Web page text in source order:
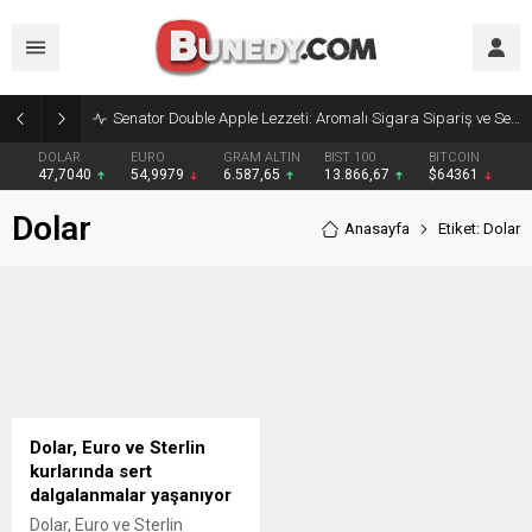
Senator Double Apple Lezzeti: Aromalı Sigara Sipariş ve Senator Sigara Dünyasına Yolculuk
DOLAR
47,7040
EURO
54,9979
GRAM ALTIN
6.587,65
BIST 100
13.866,67
BITCOIN
$64361
Dolar Anasayfa Etiket: Dolar
Dolar, Euro ve Sterlin
kurlarında sert
dalgalanmalar yaşanıyor
Dolar, Euro ve Sterlin